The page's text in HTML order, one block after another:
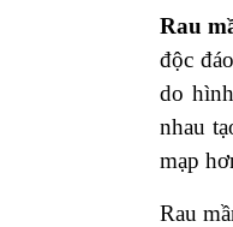
Rau
độc
do
nhau
mạp
Rau